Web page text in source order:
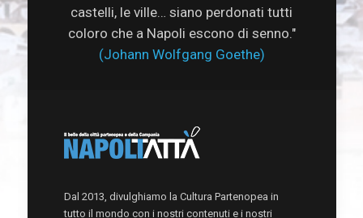
castelli, le ville… siano perdonati tutti
coloro che a Napoli escono di senno."
(Johann Wolfgang Goethe)
Dal 2013, divulghiamo la Cultura Partenopea in
tutto il mondo con i nostri contenuti e i nostri